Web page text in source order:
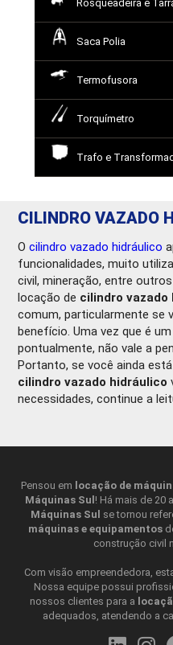
Rosqueadeira e
Saca Polia
Termofusora
Torquímetro
Trafo e
CILINDRO VAZADO
Ocilindro vazado hidráulico
funcionalidades, muito
civil, mineração, entre
locação de cilindro vazado
comum, particularmente se
benefício. Uma vez que é
pontualmente, não vale a
Portanto, se você ainda
cilindro vazado hidráulico
necessidades, continue a
Ocilindro vazado
um espaço vazio ou uma
composto por um tubo
de vedações para evitar
espaço vazio ou a abertura
o cilindro seja usado em
empurrar ou puxar objetos
irregular, ou onde é
determinado local. Por
pode ser usado
Pensou em locação de
Máquinas Sul ! Há mais de 20
Máquinas Sul se tornou
máquinas e equipamentos
construção civil
Com visão empreendedora,
Nossa equipe possui
nossos clientes para a
adequados, atendendo a